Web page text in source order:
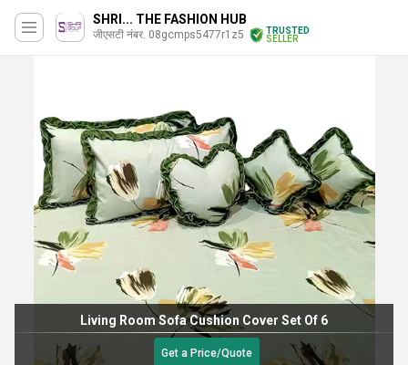
SHRI... THE FASHION HUB
जीएसटी नंबर. 08gcmps5477r1z5
TRUSTED
SELLER
Living Room Sofa Cushion Cover Set Of 6
Get a Price/Quote